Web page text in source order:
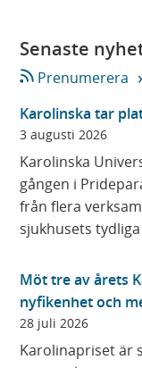
Senaste
Prenumerera
Karolinska tar
3 augusti 2026
Karolinska
gången i
från flera
sjukhusets
Möt tre av årets
nyfikenhet och
28 juli 2026
Karolinapriset är